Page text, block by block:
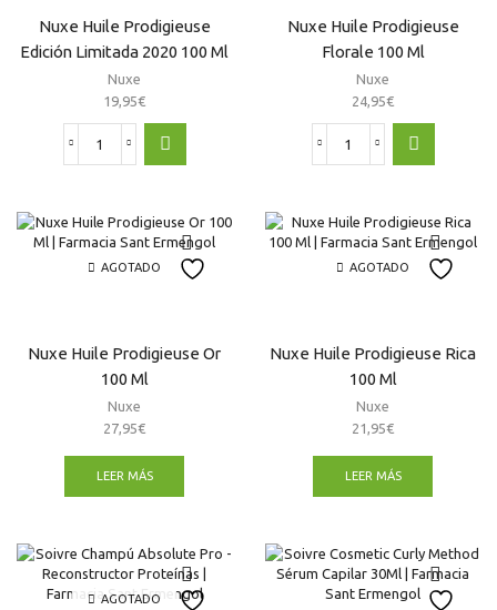
Nuxe Huile Prodigieuse
Edición Limitada 2020 100 Ml
– Modelo: Azul
Nuxe
19,95€
Nuxe
Edición
Limitada
Azul
cantidad
Nuxe Huile Prodigieuse
Florale 100 Ml
Nuxe
24,95€
Nuxe
Florale
100
AGOTADO
Nuxe Huile Prodigieuse Or
100 Ml
Nuxe
27,95€
LEER MÁS
AGOTADO
Nuxe Huile Prodigieuse Rica
100 Ml
Nuxe
21,95€
LEER MÁS
AGOTADO